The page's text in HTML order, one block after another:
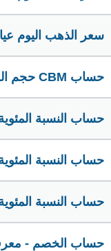
سعر الذهب اليوم عيار 24
حساب CBM حجم الشحنة التجارية
حساب النسبة
حساب النسبة
حساب النسبة
حساب الخصم -